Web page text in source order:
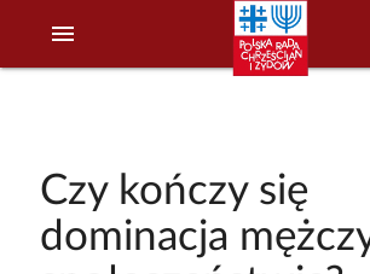
menu
Czy kończy się
dominacja